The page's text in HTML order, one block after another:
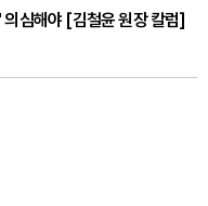
심해야 [김철윤 원장 칼럼]